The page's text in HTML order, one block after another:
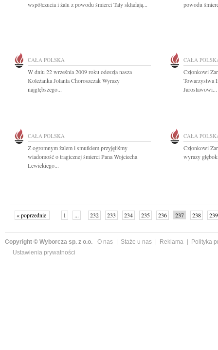
współczucia i żalu z powodu śmierci Taty składają...
powodu
CAŁA POLSKA
W dniu 22 września 2009 roku odeszła nasza
Koleżanka Jolanta Choroszczak Wyrazy
najgłębszego...
CAŁA
Członkowi
Towarzystwa
Jarosławowi...
CAŁA POLSKA
Z ogromnym żalem i smutkiem przyjęliśmy
wiadomość o tragicznej śmierci Pana Wojciecha
Lewickiego...
CAŁA
Członkowi
wyrazy
« poprzednie 1 ... 232 233 234 235 236 237 238
239
Copyright © Wyborcza sp. z o.o. O nas Staże u nas Reklama
Polityka
Ustawienia prywatności